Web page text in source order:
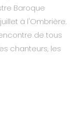
Baroque
à l'Ombrière.
de tous
chanteurs, les